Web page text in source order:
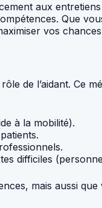
aux
Que
vos
de l’aidant. Ce
à la mobilité).
difficiles
mais aussi